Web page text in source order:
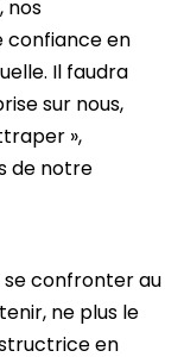
nos
confiance en
Il faudra
sur nous,
»,
de notre
se confronter au
ne plus le
en